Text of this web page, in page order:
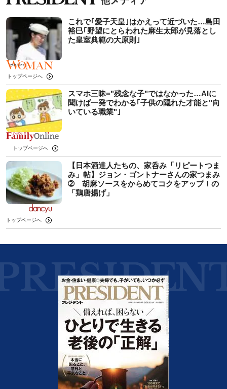
これで｢愛子天皇｣はかえって近づいた…島田
裕巳｢野望にとらわれた麻生太郎が見落とし
た皇室典範の大原則｣
トップページへ
スマホ三昧="残念な子"ではなかった…AIに
聞けば一発でわかる｢子供の隠れた才能と"向
いている職業"｣
トップページへ
【日本酒達人たちの、家呑み「リピートつま
み」帖】ジョン・ゴントナーさんの家つまみ
➁ 胡麻ソースをからめてコクをアップ！の
「鶏唐揚げ」
トップページへ